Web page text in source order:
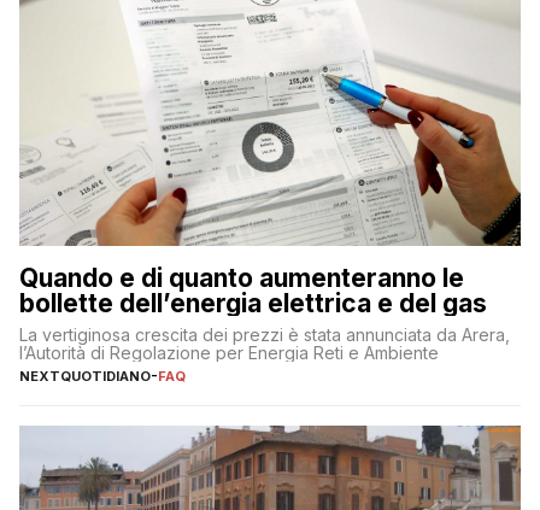
Quando e di quanto aumenteranno le
bollette dell’energia elettrica e del gas
La vertiginosa crescita dei prezzi è stata annunciata da Arera,
l’Autorità di Regolazione per Energia Reti e Ambiente
NEXTQUOTIDIANO-FAQ